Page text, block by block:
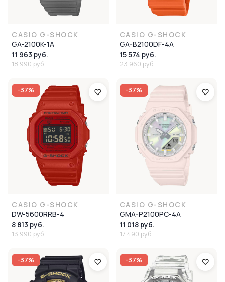
CASIO G-SHOCK
GA-2100K-1A
11 963 руб.
18 990 руб.
CASIO G-SHOCK
GA-B2100DF-4A
15 574 руб.
23 960 руб.
-37%
CASIO G-SHOCK
DW-5600RRB-4
8 813 руб.
13 990 руб.
-37%
CASIO G-SHOCK
GMA-P2100PC-4A
11 018 руб.
17 490 руб.
-37% -37%